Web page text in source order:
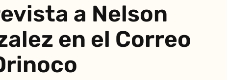
a Nelson
en el Correo